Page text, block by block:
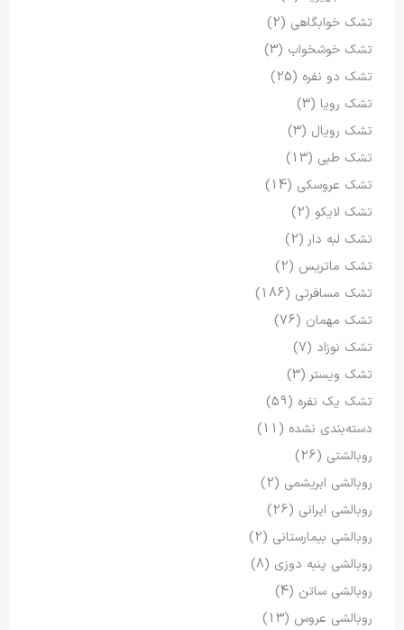
تشک خوابگاهی (2)
تشک خوشخواب (3)
تشک دو نفره (25)
تشک رویا (3)
تشک رویال (3)
تشک طبی (13)
تشک عروسکی (14)
تشک لایکو (2)
تشک لبه دار (2)
تشک ماتریس (2)
تشک مسافرتی (186)
تشک مهمان (76)
تشک نوزاد (7)
تشک ویستر (3)
تشک یک نفره (59)
دسته‌بندی نشده (11)
روبالشتی (26)
روبالشی ابریشمی (2)
روبالشی ایرانی (26)
روبالشی بیمارستانی (2)
روبالشی پنبه دوزی (8)
روبالشی ساتن (4)
روبالشی عروس (13)